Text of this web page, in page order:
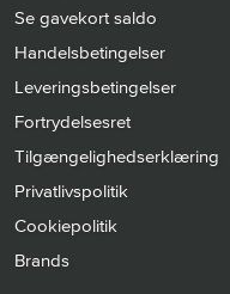
Se gavekort saldo
Handelsbetingelser
Leveringsbetingelser
Fortrydelsesret
Tilgængelighedserklæring
Privatlivspolitik
Cookiepolitik
Brands